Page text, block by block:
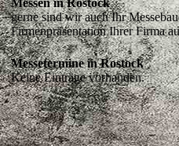
Messen in Rostock
gerne sind wir auch Ihr
Firmenpräsentation Ihrer Firma
Messetermine in Rostock
Keine Einträge vorhanden.